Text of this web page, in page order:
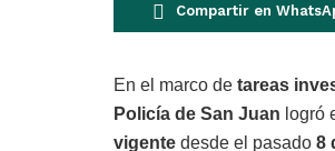
Compartir en
En el marco de tareas
Policía de San Juan logró
vigente desde el pasado 8